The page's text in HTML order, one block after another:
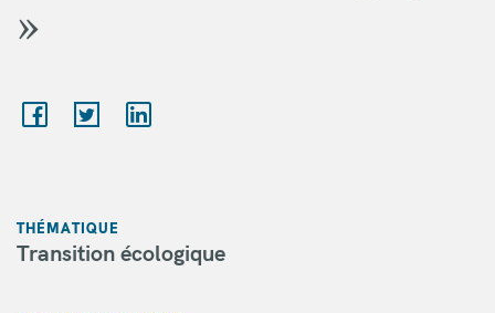
»
THÉMATIQUE
Transition écologique